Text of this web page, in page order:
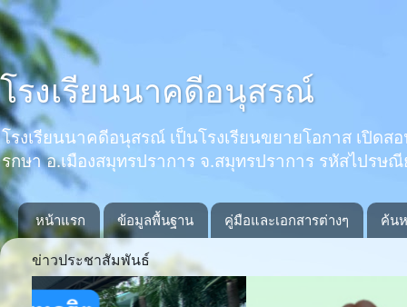
โรงเรียนนาคดีอนุสรณ์
โรงเรียนนาคดีอนุสรณ์ เป็นโรงเรียนขยายโอกาส เปิ
รกษา อ.เมืองสมุทรปราการ จ.สมุทรปราการ รหัสไปรษ
หน้าแรก ข้อมูลพื้นฐาน คู่มือและเอกสารต่างๆ ค้น
ข่าวประชาสัมพันธ์